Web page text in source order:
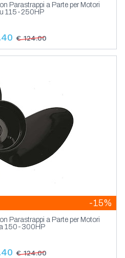
Parastrappi a Parte per Motori
115-250HP
€ 124.00
-15%
Parastrappi a Parte per Motori
150-300HP
€ 124.00